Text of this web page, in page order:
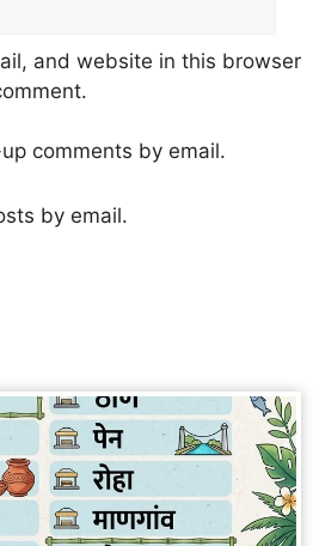
and website in this browser
comments by email.
by email.